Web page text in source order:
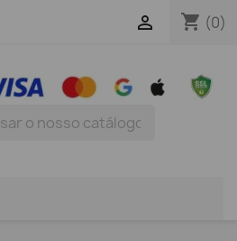
shopping_cart (0)
